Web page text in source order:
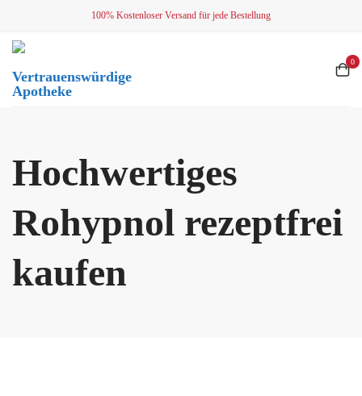
content
100% Kostenloser Versand für jede Bestellung
Vertrauenswürdige
Apotheke
0
Hochwertiges
Rohypnol rezeptfrei
kaufen